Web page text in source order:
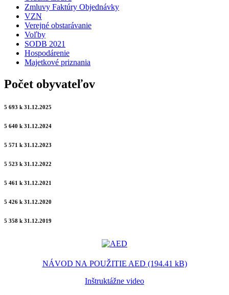
Zmluvy Faktúry Objednávky
VZN
Verejné obstarávanie
Voľby
SODB 2021
Hospodárenie
Majetkové priznania
Počet obyvateľov
5 693 k 31.12.2025
5 640 k 31.12.2024
5 571 k 31.12.2023
5 523 k 31.12.2022
5 461 k 31.12.2021
5 426 k 31.12.2020
5 358 k 31.12.2019
NÁVOD NA POUŽITIE AED (194.41 kB)
Inštruktážne video